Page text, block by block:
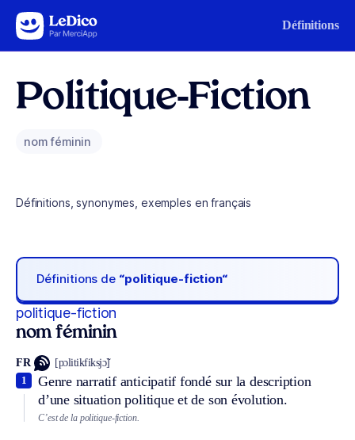
Aller au contenu Définitions
Politique-Fiction
nom féminin
Définitions, synonymes, exemples en français
Définitions de “politique-fiction“
politique-fiction
nom féminin
FR [pɔlitikfiksjɔ̃]
Genre narratif anticipatif fondé sur la description
d’une situation politique et de son évolution.
1
C’est de la politique-fiction.